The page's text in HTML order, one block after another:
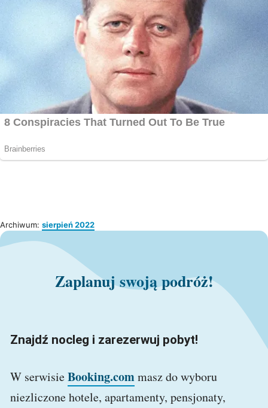
Archiwum: sierpień 2022
Zaplanuj swoją podróż!
Znajdź nocleg i zarezerwuj pobyt!
W serwisieBooking.commasz do wyboru
niezliczone hotele, apartamenty, pensjonaty,